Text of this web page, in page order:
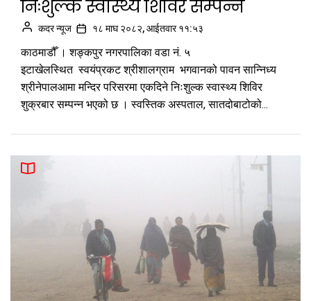
निःशुल्क स्वास्थ्य शिविर सम्पन्न
कदर न्यूज १८ माघ २०८२, आईतवार ११:५३
काठमाडौँ । शङ्कपुर नगरपालिका वडा नं. ५
इटाखेलस्थित स्वयंप्रकट श्रीशालग्राम भगवानको पावन सान्निध्य
श्रीनेपालआमा मन्दिर परिसरमा एकदिने निःशुल्क स्वास्थ्य शिविर
शुक्रबार सम्पन्न भएको छ । स्वस्तिक अस्पताल, सातदोबाटोको...